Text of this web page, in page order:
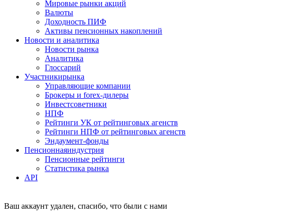
Мировые рынки акций
Валюты
Доходность ПИФ
Активы пенсионных накоплений
Новости и аналитика
Новости рынка
Аналитика
Глоссарий
Участникирынка
Управляющие компании
Брокеры и forex-дилеры
Инвестсоветники
НПФ
Рейтинги УК от рейтинговых агенств
Рейтинги НПФ от рейтинговых агенств
Эндаумент-фонды
Пенсионнаяиндустрия
Пенсионные рейтинги
Статистика рынка
API
Ваш аккаунт удален, спасибо, что были с нами